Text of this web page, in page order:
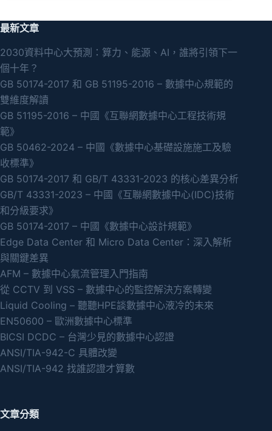
最新文章
2030資料中心大預測：算力、能源、AI，誰將引領下一
個十年？
GB 50174-2017 和 GB 51195-2016 – 數據中心規範的
雙維度解讀
GB 51195-2016 – 中國《互聯網數據中心工程技術規
範》
GB 50462-2024 – 中國《數據中心基礎設施施工及驗
收標準》
GB 50174-2017 和 GB/T 43331-2023 的核心差異分析
GB/T 43331-2023 – 中國《互聯網數據中心(IDC)技術
和分級要求》
GB 50174-2017 – 中國《數據中心設計規範》
Edge Data Center 和 Micro Data Center：深入解析
與關鍵差異
AFM – 數據中心氣流管理入門指南
從 CCTV 到 VSS – 數據中心的監控解決方案轉變
Liquid Cooling – 聽聽HPE談數據中心液冷的未來
EN50600 – 歐洲數據中心標準
BICSI DCDC – 台灣少見的數據中心認證
ANSI/TIA-942-C 具體改變
ANSI/TIA-942 找誰認證才算數
文章分類